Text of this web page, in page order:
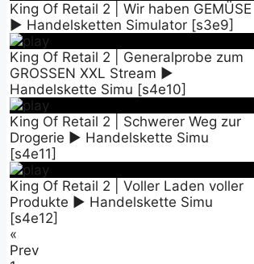
King Of Retail 2 | Wir haben GEMÜSE
► Handelsketten Simulator [s3e9]
King Of Retail 2 | Generalprobe zum
GROSSEN XXL Stream ►
Handelskette Simu [s4e10]
King Of Retail 2 | Schwerer Weg zur
Drogerie ► Handelskette Simu
[s4e11]
King Of Retail 2 | Voller Laden voller
Produkte ► Handelskette Simu
[s4e12]
«
Prev